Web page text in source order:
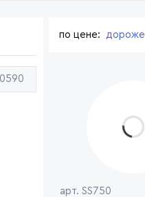
по цене: дороже
арт. SS750